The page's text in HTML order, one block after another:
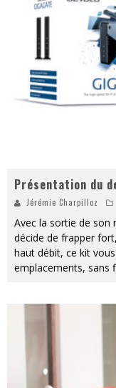
Présentation du
Jérémie Charpilloz
Avec la sortie de son
décide de frapper
haut débit, ce kit
emplacements, sans